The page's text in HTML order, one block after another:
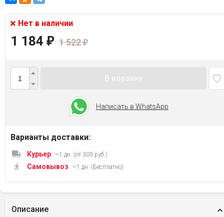
Нет в наличии
1 184 ₽ 1 522₽
Написать в WhatsApp
Варианты доставки:
Курьер ~1 дн. (от 300 руб.)
Самовывоз ~1 дн. (Бесплатно)
Описание